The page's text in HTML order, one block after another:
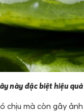
này đặc biệt hiệu
chịu mà còn gây